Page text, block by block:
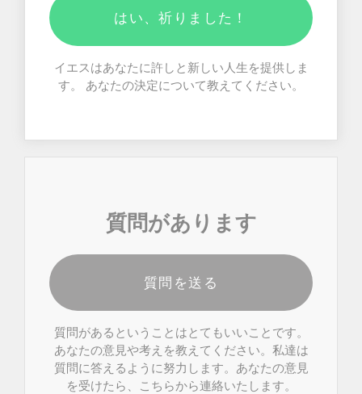
はい、祈りました！
イエスはあなたに許しと新しい人生を提供しま
す。 あなたの決定について教えてください。
質問があります
質問を送る
質問があるということはとてもいいことです。
あなたの意見や考えを教えてください。私達は
質問に答えるように努力します。あなたの意見
を受けたら、こちらから連絡いたします。